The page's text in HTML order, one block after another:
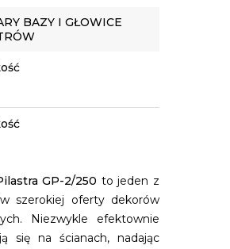
BAZY I GŁOWICE
GP-2/250 to jeden z
szerokiej oferty dekorów
Niezwykle efektownie
się na ścianach, nadając